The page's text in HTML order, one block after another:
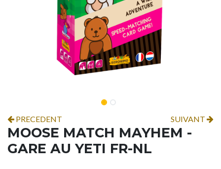
PRECEDENT SUIVANT
MOOSE MATCH MAYHEM -
GARE AU YETI FR-NL